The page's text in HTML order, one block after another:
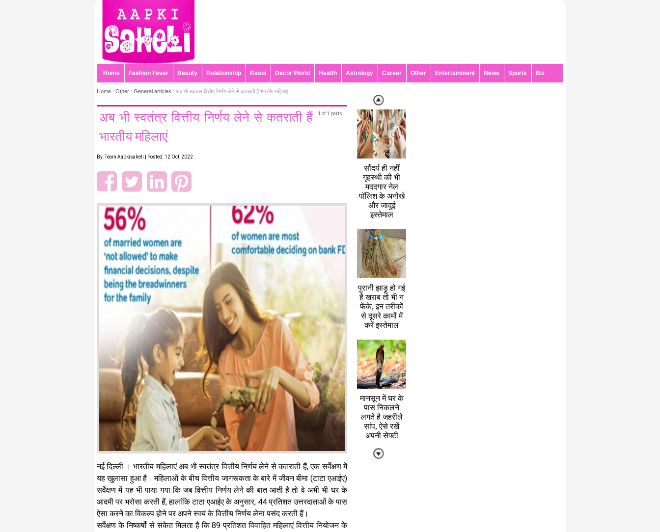
Home Fashion Fever Beauty Relationship Rasoi Decor World Health Astrology Career Other Entertainment News Sports Biz
Home : Other : General articles : अब भी स्वतंत्र वित्तीय निर्णय लेने से कतराती हैं भारतीय महिलाएं
1 of 1 parts
अब भी स्वतंत्र वित्तीय निर्णय लेने से कतराती हैं
भारतीय महिलाएं
By: Team Aapkisaheli | Posted: 12 Oct, 2022
नई दिल्ली । भारतीय महिलाएं अब भी स्वतंत्र वित्तीय निर्णय लेने से कतराती हैं, एक सर्वेक्षण में
यह खुलासा हुआ है। महिलाओं के बीच वित्तीय जागरूकता के बारे में जीवन बीमा (टाटा एआईए)
सर्वेक्षण में यह भी पाया गया कि जब वित्तीय निर्णय लेने की बात आती है तो वे अभी भी घर के
आदमी पर भरोसा करती हैं, हालांकि टाटा एआईए के अनुसार, 44 प्रतिशत उत्तरदाताओं के पास
ऐसा करने का विकल्प होने पर अपने स्वयं के वित्तीय निर्णय लेना पसंद करती हैं।
सर्वेक्षण के निष्कर्षो से संकेत मिलता है कि 89 प्रतिशत विवाहित महिलाएं वित्तीय नियोजन के
सौंदर्य ही नहीं
गृहस्थी की भी
मददगार नेल
पॉलिश के अनोखे
और जादुई
इस्तेमाल
पुरानी झाड़ू हो गई
है खराब तो भी न
फेंके, इन तरीकों
से दूसरे कामों में
करें इस्तेमाल
मानसून में घर के
पास निकलने
लगते है जहरीले
सांप, ऐसे रखें
अपनी सेफ्टी